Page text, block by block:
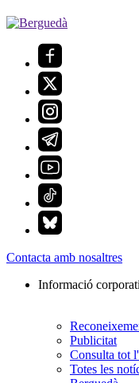
Contacta amb nosaltres
Informació
Publicitat
Consulta tot
Totes les